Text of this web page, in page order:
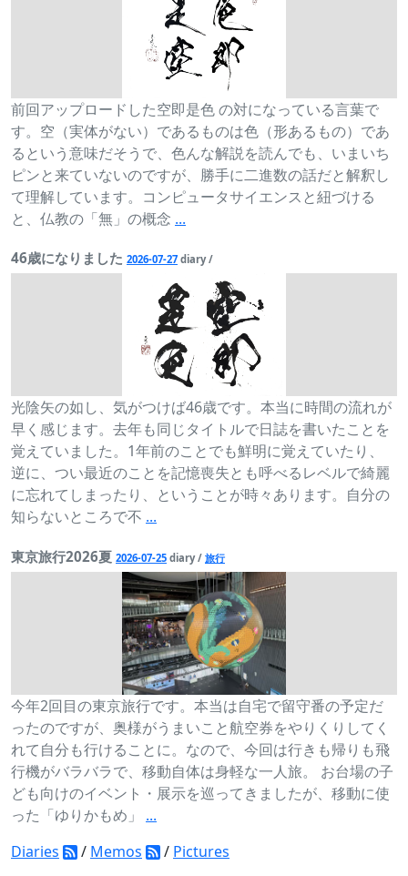
前回アップロードした空即是色 の対になっている言葉で
す。空（実体がない）であるものは色（形あるもの）であ
るという意味だそうで、色んな解説を読んでも、いまいち
ピンと来ていないのですが、勝手に二進数の話だと解釈し
て理解しています。コンピュータサイエンスと紐づける
と、仏教の「無」の概念 ...
46歳になりました 2026-07-27 diary /
光陰矢の如し、気がつけば46歳です。本当に時間の流れが
早く感じます。去年も同じタイトルで日誌を書いたことを
覚えていました。1年前のことでも鮮明に覚えていたり、
逆に、つい最近のことを記憶喪失とも呼べるレベルで綺麗
に忘れてしまったり、ということが時々あります。自分の
知らないところで不 ...
東京旅行2026夏 2026-07-25 diary / 旅行
今年2回目の東京旅行です。本当は自宅で留守番の予定だ
ったのですが、奥様がうまいこと航空券をやりくりしてく
れて自分も行けることに。なので、今回は行きも帰りも飛
行機がバラバラで、移動自体は身軽な一人旅。 お台場の子
ども向けのイベント・展示を巡ってきましたが、移動に使
った「ゆりかもめ」 ...
Diaries
/ Memos / Pictures